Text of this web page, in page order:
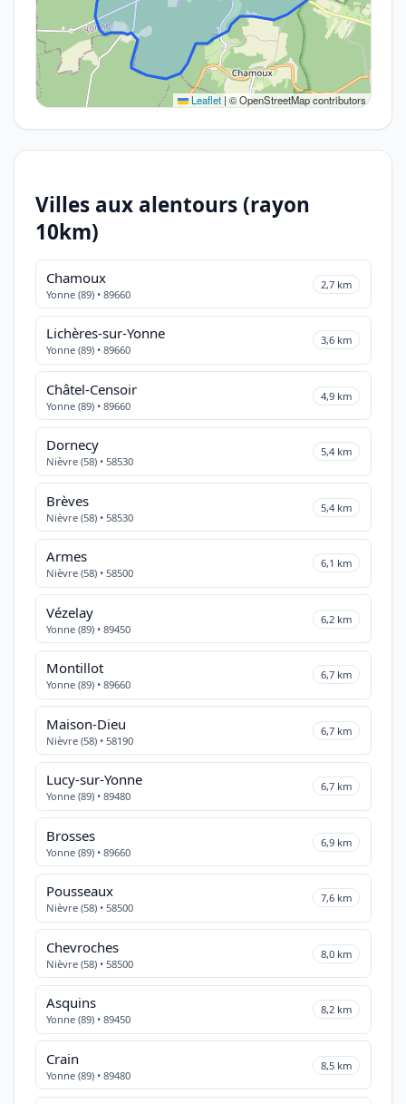
Leaflet | © OpenStreetMap contributors
Villes aux alentours (rayon
10km)
Chamoux
Yonne (89) • 89660
2,7 km
Lichères-sur-Yonne
Yonne (89) • 89660
3,6 km
Châtel-Censoir
Yonne (89) • 89660
4,9 km
Dornecy
Nièvre (58) • 58530
5,4 km
Brèves
Nièvre (58) • 58530
5,4 km
Armes
Nièvre (58) • 58500
6,1 km
Vézelay
Yonne (89) • 89450
6,2 km
Montillot
Yonne (89) • 89660
6,7 km
Maison-Dieu
Nièvre (58) • 58190
6,7 km
Lucy-sur-Yonne
Yonne (89) • 89480
6,7 km
Brosses
Yonne (89) • 89660
6,9 km
Pousseaux
Nièvre (58) • 58500
7,6 km
Chevroches
Nièvre (58) • 58500
8,0 km
Asquins
Yonne (89) • 89450
8,2 km
Crain
Yonne (89) • 89480
8,5 km